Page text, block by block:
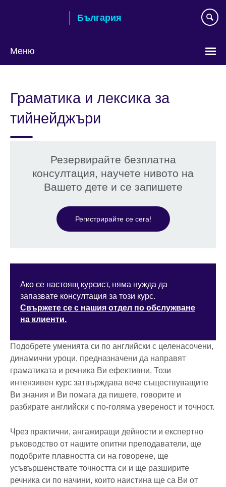
България
Меню
Граматика и лексика за
тийнейджъри
Резервирайте безплатна
консултация, научете нивото на
Вашето дете и се запишете
Регистрирайте се сега!
Ако се настоящ курсист, няма нужда да
запазвате консултация за този курс.
Свържете се с нашия отдел по обслужване
на клиенти.
Подобрете уменията си по английски с целенасочени,
динамични уроци, предназначени да направят
граматиката и речника Ви ефективни. Този
интензивен курс затвърждава вече съществуващите
Ви знания и Ви помага да пишете, говорите и
разбирате английски с по-голяма увереност и точност.
Чрез практични, ангажиращи дейности и експертно
ръководство от нашите опитни преподаватели, ще
подобрите плавността си на говорене, ще
усъвършенствате точността си и ще разширите
речника си по начини, които наистина ще са Ви от